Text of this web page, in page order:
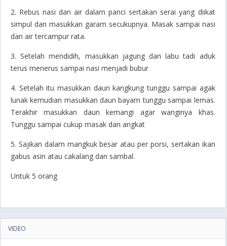
2. Rebus nasi dan air dalam panci sertakan serai yang diikat
simpul dan masukkan garam secukupnya. Masak sampai nasi
dan air tercampur rata.
3. Setelah mendidih, masukkan jagung dan labu tadi aduk
terus menerus sampai nasi menjadi bubur
4. Setelah itu masukkan daun kangkung tunggu sampai agak
lunak kemudian masukkan daun bayam tunggu sampai lemas.
Terakhir masukkan daun kemangi agar wanginya khas.
Tunggu sampai cukup masak dan angkat
5. Sajikan dalam mangkuk besar atau per porsi, sertakan ikan
gabus asin atau cakalang dan sambal.
Untuk 5 orang
VIDEO